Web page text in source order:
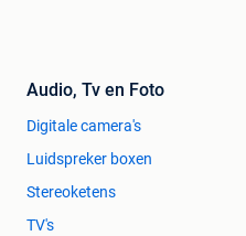
Audio, Tv en Foto
Digitale camera's
Luidspreker boxen
Stereoketens
TV's